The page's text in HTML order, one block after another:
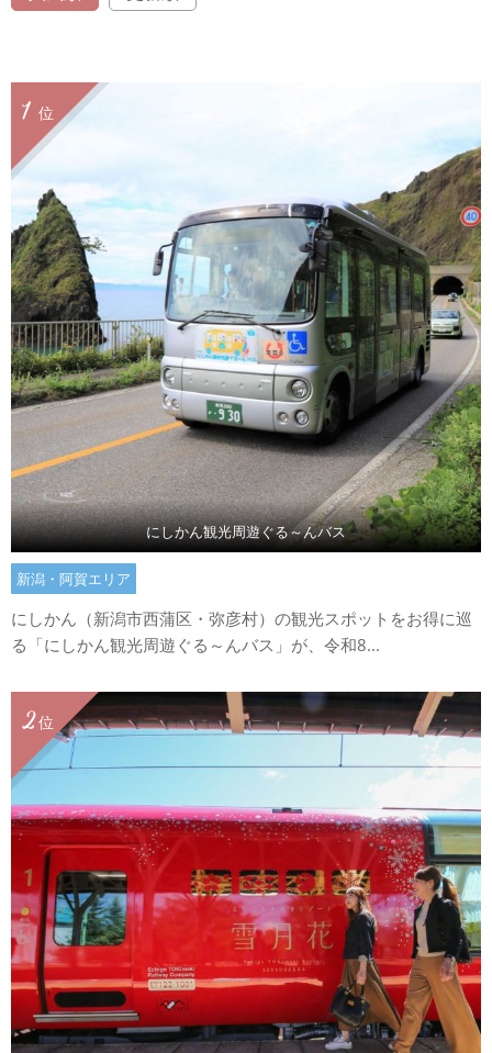
位
1
にしかん観光周遊ぐる～んバス
新潟・阿賀エリア
にしかん（新潟市西蒲区・弥彦村）の観光スポットをお得に巡
る「にしかん観光周遊ぐる～んバス」が、令和8...
位
2